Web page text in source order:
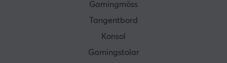
Gamingmöss
Tangentbord
Konsol
Gamingstolar